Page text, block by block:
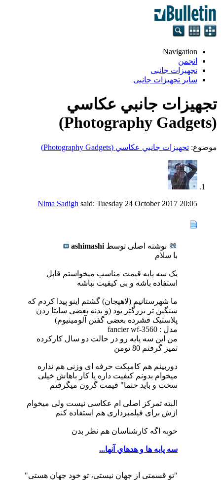
Navigation
انجمن
تجهيزات جانبی
سایر تجهیزات جانبی
تجهيزات جانبي عكاسي
(Photography Gadgets)
موضوع: تجهيزات جانبي عكاسي (Photography Gadgets)
Nima Sadigh said: Tuesday 24 October 2017 20:05
نوشته اصلی توسط ashimashi
با سلام
یک سه پایه قیمت مناسب میخواستم قابل
استفاده باشه و بی کیفیت نباشه
ما شهرستانیم (لاهیجان) گشتم اینو پیدا کردم که
سنگین تر بزرگتر بود (و بدنه بعضی سایتا زدن
پلاستیک فشرده بعضی گفتن آلومینیوم)
مدل : fancier wf-3560
من این سه پایه رو در حالت دو سال کارکرده
تمیز گرفتم 80 تومن
دوربینم هم کامپکت حرفه ای وزنی هم نداره
میخوام بدونم کیفیت داره یا کار باهاش خیلی
سخت و باید حتما" قیمت گرون میگرفتم
البته تمرکز اصلی ام عکاسی نیست ولی میخوام
ازش برای فیلمبرداری هم استفاده کنم
خوبه اگه کارشناسان هم نظر بدن
سه پايه ها و هدهاي آنها...
"تو قسمتی از جهان نیستی، تو خود جهان هستی"